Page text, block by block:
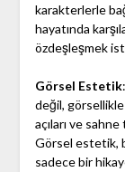
karakterlerle
hayatında
özdeşleşmek
Görsel Estetik
değil,
açıları ve
Görsel estetik,
sadece bir